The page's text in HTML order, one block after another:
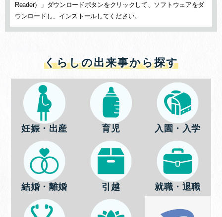
Reader）」ダウンロードボタンをクリックして、ソフトウェアをダ
ウンロードし、インストールしてください。
くらしの出来事から探す
妊娠・出産 育児 入園・入学
結婚・離婚 引越 就職・退職